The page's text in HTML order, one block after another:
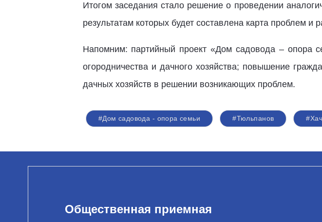
Итогом заседания стало решение о проведении
результатам которых будет составлена карта проблем и
Напомним: партийный проект «Дом садовода – опора
огородничества и дачного хозяйства; повышение
дачных хозяйств в решении возникающих проблем.
#Дом садовода - опора семьи #Тюльпанов
Общественная приемная